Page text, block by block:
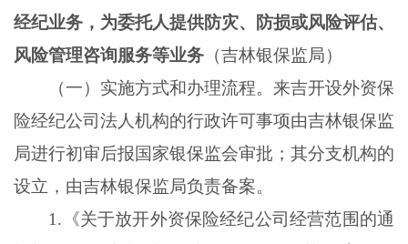
经纪业务，为委托人提供防灾、防损或风险评估、
风险管理咨询服务等业务 （吉林银保监局）
（一）实施方式和办理流程。来吉开设外资保
险经纪公司法人机构的行政许可事项由吉林银保监
局进行初审后报国家银保监会审批；其分支机构的
设立，由吉林银保监局负责备案。
1. 《关于放开外资保险经纪公司经营范围的通